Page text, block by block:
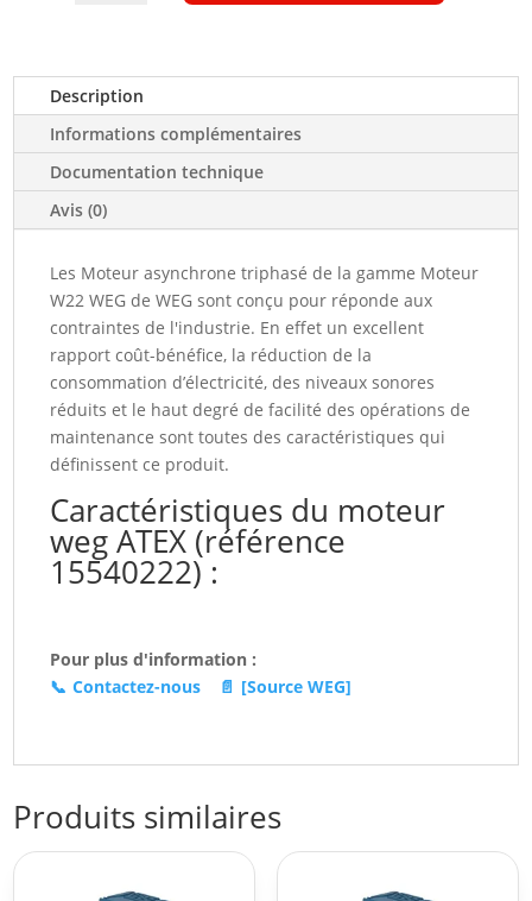
T4
B5
15kw
400/690
V
3000tr/min
160M/L
W22Xdb
(15540222)
Description
Informations complémentaires
Documentation technique
Avis (0)
Les Moteur asynchrone triphasé de la gamme Moteur
W22 WEG de WEG sont conçu pour réponde aux
contraintes de l'industrie. En effet un excellent
rapport coût-bénéfice, la réduction de la
consommation d’électricité, des niveaux sonores
réduits et le haut degré de facilité des opérations de
maintenance sont toutes des caractéristiques qui
définissent ce produit.
Caractéristiques du moteur
weg ATEX (référence
15540222) :
Pour plus d'information :
📞 Contactez-nous 📄 [Source WEG]
Produits similaires